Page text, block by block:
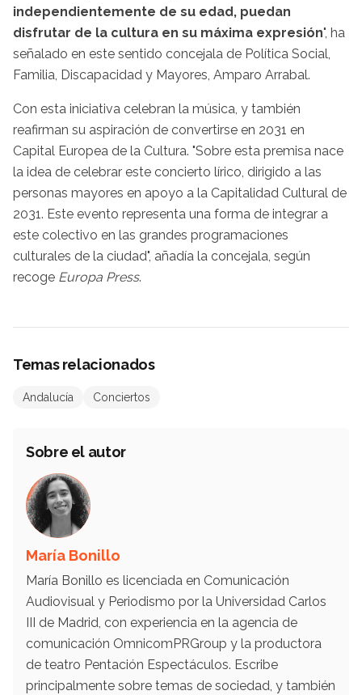
independientemente de su edad, puedan
disfrutar de la cultura en su máxima expresión", ha
señalado en este sentido concejala de Política Social,
Familia, Discapacidad y Mayores, Amparo Arrabal.
Con esta iniciativa celebran la música, y también
reafirman su aspiración de convertirse en 2031 en
Capital Europea de la Cultura. "Sobre esta premisa nace
la idea de celebrar este concierto lírico, dirigido a las
personas mayores en apoyo a la Capitalidad Cultural de
2031. Este evento representa una forma de integrar a
este colectivo en las grandes programaciones
culturales de la ciudad", añadía la concejala, según
recoge Europa Press.
Temas relacionados
Andalucía Conciertos
Sobre el autor
María Bonillo
María Bonillo es licenciada en Comunicación
Audiovisual y Periodismo por la Universidad Carlos
III de Madrid, con experiencia en la agencia de
comunicación OmnicomPRGroup y la productora
de teatro Pentación Espectáculos. Escribe
principalmente sobre temas de sociedad, y también